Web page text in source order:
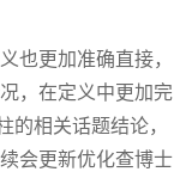
也更加准确直接，
，在定义中更加完
相关话题结论，
会更新优化查博士